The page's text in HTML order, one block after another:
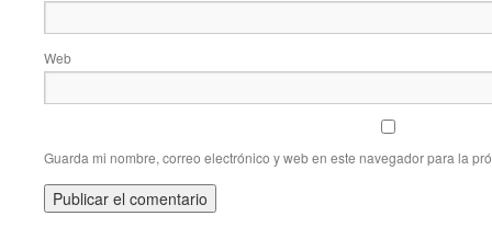
Web
Guarda mi nombre, correo electrónico y web en este navegador para la